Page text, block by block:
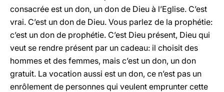
consacrée est un don, un don de Dieu à l’Eglise. C’est
vrai. C’est un don de Dieu. Vous parlez de la prophétie:
c’est un don de prophétie. C’est Dieu présent, Dieu qui
veut se rendre présent par un cadeau: il choisit des
hommes et des femmes, mais c’est un don, un don
gratuit. La vocation aussi est un don, ce n’est pas un
enrôlement de personnes qui veulent emprunter cette